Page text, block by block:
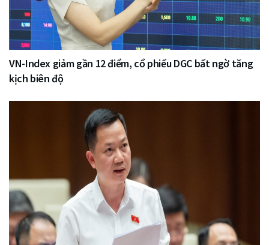
VN-Index giảm gần 12 điểm, cổ phiếu DGC bất ngờ tăng
kịch biên độ